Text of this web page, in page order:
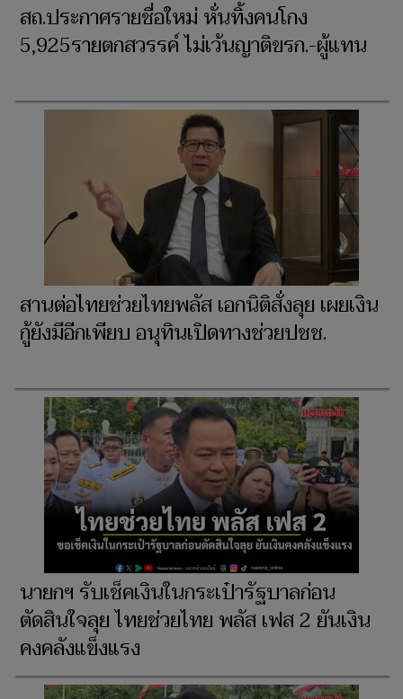
สถ.ประกาศรายชื่อใหม่ หั่นทิ้งคนโกง
5,925รายตกสวรรค์ ไม่เว้นญาติขรก.-ผู้แทน
สานต่อไทยช่วยไทยพลัส เอกนิติสั่งลุย เผยเงิน
กู้ยังมีอีกเพียบ อนุทินเปิดทางช่วยปชช.
นายกฯ รับเช็คเงินในกระเป๋ารัฐบาลก่อน
ตัดสินใจลุย ไทยช่วยไทย พลัส เฟส 2 ยันเงิน
คงคลังแข็งแรง